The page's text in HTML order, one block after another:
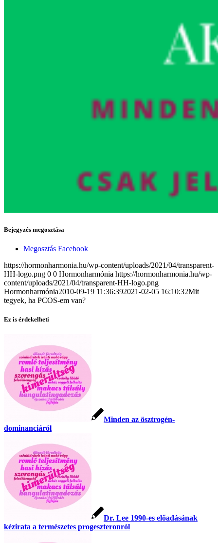
Bejegyzés megosztása
Megosztás Facebook
https://hormonharmonia.hu/wp-content/uploads/2021/04/transparent-
HH-logo.png 0 0 Hormonharmónia https://hormonharmonia.hu/wp-
content/uploads/2021/04/transparent-HH-logo.png
Hormonharmónia2010-09-19 11:36:392021-02-05 16:10:32Mit
tegyek, ha PCOS-em van?
Ez is érdekelheti
Minden az ösztrogén-
dominanciáról
Dr. Lee 1990-es előadásának
kézirata a természetes progeszteronról